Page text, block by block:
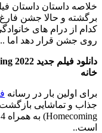
خلاصه داستان داستان
برگشته و حالا جشن
کدام از درام های
روی جشن قرار دهد اما
خانه
برای اولین بار در رسانه
است..